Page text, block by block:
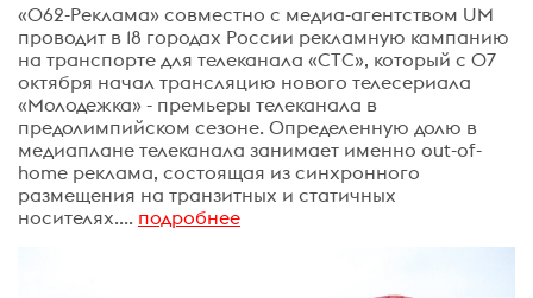
«062-Реклама» совместно с медиа-агентством UM
проводит в 18 городах России рекламную кампанию
на транспорте для телеканала «СТС», который с 07
октября начал трансляцию нового телесериала
«Молодежка» - премьеры телеканала в
предолимпийском сезоне. Определенную долю в
медиаплане телеканала занимает именно out-of-
home реклама, состоящая из синхронного
размещения на транзитных и статичных
носителях.... подробнее